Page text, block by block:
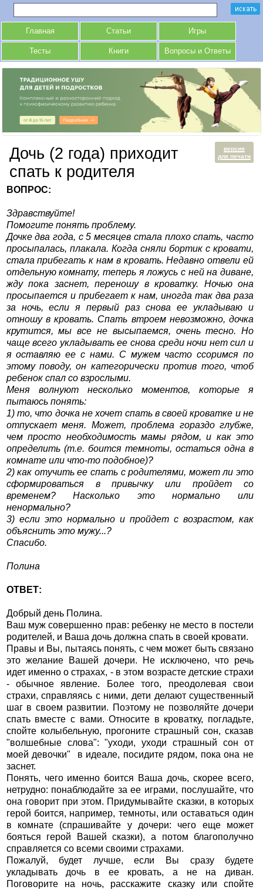
Главная Статьи Игры
Тесты Книги Вопросы и Ответы
версия
для печати
Дочь (2 года) приходит
спать к родителя
ВОПРОС:
Здравствуйте!
Помогите понять проблему.
Дочке два года, с 5 месяцев стала плохо спать, часто
просыпалась, плакала. Когда сняли бортик с кровати,
стала прибегать к нам в кровать. Недавно отвели ей
отдельную комнату, теперь я ложусь с ней на диване,
жду пока заснет, переношу в кроватку. Ночью она
просыпается и прибегает к нам, иногда так два раза
за ночь, если я первый раз снова ее укладываю и
отношу в кровать. Спать втроем невозможно, дочка
крутится, мы все не высыпаемся, очень тесно. Но
чаще всего укладывать ее снова среди ночи нет сил и
я оставляю ее с нами. С мужем часто ссоримся по
этому поводу, он категорически против того, чтоб
ребенок спал со взрослыми.
Меня волнуют несколько моментов, которые я
пытаюсь понять:
1) то, что дочка не хочет спать в своей кроватке и не
отпускает меня. Может, проблема гораздо глубже,
чем просто необходимость мамы рядом, и как это
определить (т.е. боится темноты, остаться одна в
комнате или что-то подобное)?
2) как отучить ее спать с родителями, может ли это
сформироваться в привычку или пройдет со
временем? Насколько это нормально или
ненормально?
3) если это нормально и пройдет с возрастом, как
объяснить это мужу...?
Спасибо.
Полина
ОТВЕТ:
Добрый день Полина.
Ваш муж совершенно прав: ребенку не место в постели
родителей, и Ваша дочь должна спать в своей кровати.
Правы и Вы, пытаясь понять, с чем может быть связано
это желание Вашей дочери. Не исключено, что речь
идет именно о страхах, - в этом возрасте детские страхи
- обычное явление. Более того, преодолевая свои
страхи, справляясь с ними, дети делают существенный
шаг в своем развитии. Поэтому не позволяйте дочери
спать вместе с вами. Относите в кроватку, погладьте,
спойте колыбельную, прогоните страшный сон, сказав
"волшебные слова": "уходи, уходи страшный сон от
моей девочки" в идеале, посидите рядом, пока она не
заснет.
Понять, чего именно боится Ваша дочь, скорее всего,
нетрудно: понаблюдайте за ее играми, послушайте, что
она говорит при этом. Придумывайте сказки, в которых
герой боится, например, темноты, или оставаться один
в комнате (спрашивайте у дочери: чего еще может
бояться герой Вашей сказки), а потом благополучно
справляется со всеми своими страхами.
Пожалуй, будет лучше, если Вы сразу будете
укладывать дочь в ее кровать, а не на диван.
Поговорите на ночь, расскажите сказку или спойте